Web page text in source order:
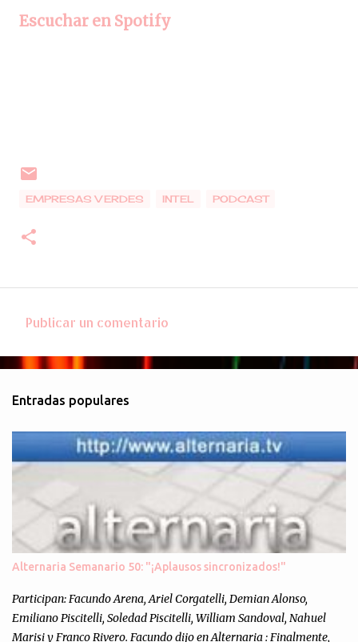
Escuchar en Spotify
EMPRESAS VERDES INTEL PODCAST
o
e
n
t
o
s
Publicar un comentario
Entradas populares
Alternaria Semanario 50: "¡Aplausos sincronizados!"
Participan: Facundo Arena, Ariel Corgatelli, Demian Alonso,
Emiliano Piscitelli, Soledad Piscitelli, William Sandoval, Nahuel
Marisi y Franco Rivero. Facundo dijo en Alternaria : Finalmente,